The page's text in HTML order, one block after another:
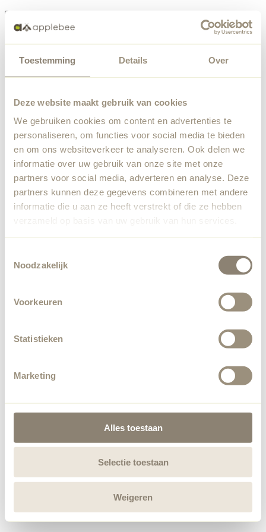
Toestemming Details Over
Deze website maakt gebruik van cookies
We gebruiken cookies om content en advertenties te
personaliseren, om functies voor social media te bieden
en om ons websiteverkeer te analyseren. Ook delen we
informatie over uw gebruik van onze site met onze
partners voor social media, adverteren en analyse. Deze
partners kunnen deze gegevens combineren met andere
informatie die u aan ze heeft verstrekt of die ze hebben
verzameld op basis van uw gebruik van hun services.
Noodzakelijk
Voorkeuren
Statistieken
Marketing
Alles toestaan
Selectie toestaan
Weigeren
Something went wrong
been notified.
Back to home